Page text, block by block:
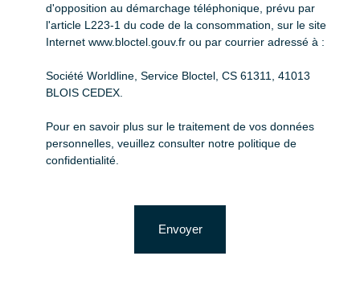
d'opposition au démarchage téléphonique, prévu par
l'article L223-1 du code de la consommation, sur le site
Internet www.bloctel.gouv.fr ou par courrier adressé à :
Société Worldline, Service Bloctel, CS 61311, 41013
BLOIS CEDEX.
Pour en savoir plus sur le traitement de vos données
personnelles, veuillez consulter notre politique de
confidentialité
Envoyer